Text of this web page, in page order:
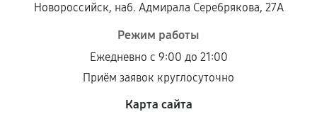
Новороссийск, наб. Адмирала Серебрякова, 27А
Режим работы
Ежедневно с 9:00 до 21:00
Приём заявок круглосуточно
Карта сайта